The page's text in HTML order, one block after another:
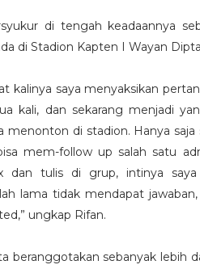
di tengah keadaannya
di Stadion Kapten I Wayan
kalinya saya menyaksikan
kali, dan sekarang menjadi
menonton di stadion. Hanya
mem-follow up salah satu
dan tulis di grup, intinya
lama tidak mendapat
ungkap Rifan.
beranggotakan sebanyak lebih